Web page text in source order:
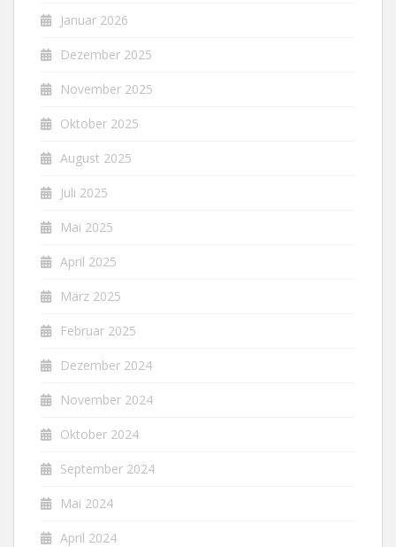
Januar 2026
Dezember 2025
November 2025
Oktober 2025
August 2025
Juli 2025
Mai 2025
April 2025
März 2025
Februar 2025
Dezember 2024
November 2024
Oktober 2024
September 2024
Mai 2024
April 2024